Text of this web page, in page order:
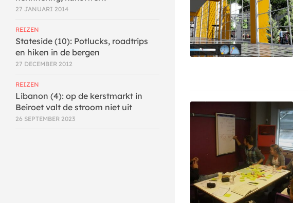
27 JANUARI 2014
REIZEN
Stateside (10): Potlucks, roadtrips
en hiken in de bergen
27 DECEMBER 2012
REIZEN
Libanon (4): op de kerstmarkt in
Beiroet valt de stroom niet uit
26 SEPTEMBER 2023